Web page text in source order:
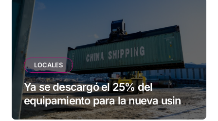
LOCALES
Ya se descargó el 25% del
equipamiento para la nueva usina
de Ushuaia